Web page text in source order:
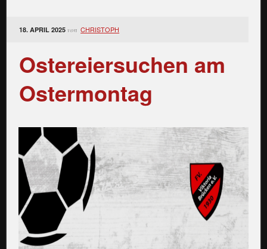
18. APRIL 2025 von CHRISTOPH
Ostereiersuchen am
Ostermontag